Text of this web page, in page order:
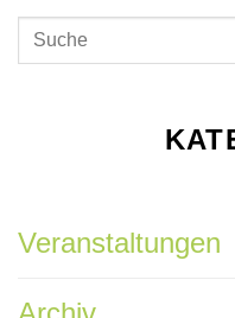
Veranstaltungen